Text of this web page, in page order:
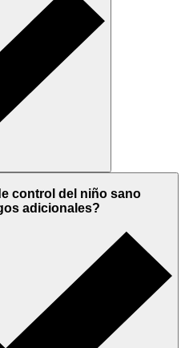
control del niño sano
adicionales?